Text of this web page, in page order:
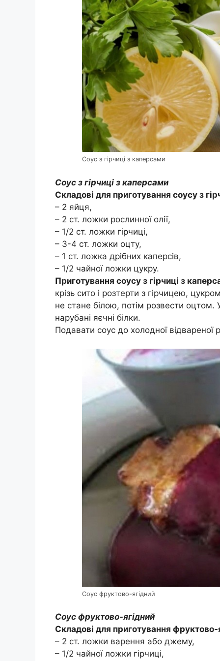
Соус з гірчиці з каперсами
Соус з гірчиці з каперсами
Складові для приготування соусу з
– 2 яйця,
– 2 ст. ложки рослинної олії,
– 1/2 ст. ложки гірчиці,
– 3-4 ст. ложки оцту,
– 1 ст. ложка дрібних каперсів,
– 1/2 чайної ложки цукру.
Приготування соусу з гірчиці з
крізь сито і розтерти з гірчицею,
не стане білою, потім розвести оцтом.
нарубані яєчні білки.
Подавати соус до холодної
Соус фруктово-ягідний
Соус фруктово-ягідний
Складові для приготування фруктово-
– 2 ст. ложки варення або джему,
– 1/2 чайної ложки гірчиці,